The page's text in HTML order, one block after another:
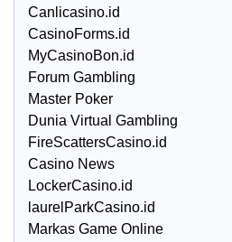
Canlicasino.id
CasinoForms.id
MyCasinoBon.id
Forum Gambling
Master Poker
Dunia Virtual Gambling
FireScattersCasino.id
Casino News
LockerCasino.id
laurelParkCasino.id
Markas Game Online